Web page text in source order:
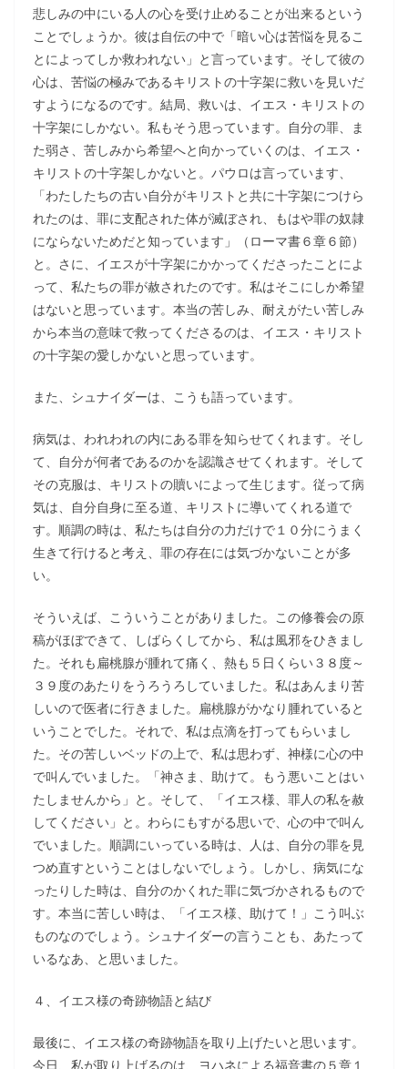
悲しみの中にいる人の心を受け止めることが出来るという
ことでしょうか。彼は自伝の中で「暗い心は苦悩を見るこ
とによってしか救われない」と言っています。そして彼の
心は、苦悩の極みであるキリストの十字架に救いを見いだ
すようになるのです。結局、救いは、イエス・キリストの
十字架にしかない。私もそう思っています。自分の罪、ま
た弱さ、苦しみから希望へと向かっていくのは、イエス・
キリストの十字架しかないと。パウロは言っています、
「わたしたちの古い自分がキリストと共に十字架につけら
れたのは、罪に支配された体が滅ぼされ、もはや罪の奴隷
にならないためだと知っています」（ローマ書６章６節）
と。さに、イエスが十字架にかかってくださったことによ
って、私たちの罪が赦されたのです。私はそこにしか希望
はないと思っています。本当の苦しみ、耐えがたい苦しみ
から本当の意味で救ってくださるのは、イエス・キリスト
の十字架の愛しかないと思っています。
また、シュナイダーは、こうも語っています。
病気は、われわれの内にある罪を知らせてくれます。そし
て、自分が何者であるのかを認識させてくれます。そして
その克服は、キリストの贖いによって生じます。従って病
気は、自分自身に至る道、キリストに導いてくれる道で
す。順調の時は、私たちは自分の力だけで１０分にうまく
生きて行けると考え、罪の存在には気づかないことが多
い。
そういえば、こういうことがありました。この修養会の原
稿がほぼできて、しばらくしてから、私は風邪をひきまし
た。それも扁桃腺が腫れて痛く、熱も５日くらい３８度～
３９度のあたりをうろうろしていました。私はあんまり苦
しいので医者に行きました。扁桃腺がかなり腫れていると
いうことでした。それで、私は点滴を打ってもらいまし
た。その苦しいベッドの上で、私は思わず、神様に心の中
で叫んでいました。「神さま、助けて。もう悪いことはい
たしませんから」と。そして、「イエス様、罪人の私を赦
してください」と。わらにもすがる思いで、心の中で叫ん
でいました。順調にいっている時は、人は、自分の罪を見
つめ直すということはしないでしょう。しかし、病気にな
ったりした時は、自分のかくれた罪に気づかされるもので
す。本当に苦しい時は、「イエス様、助けて！」こう叫ぶ
ものなのでしょう。シュナイダーの言うことも、あたって
いるなあ、と思いました。
４、イエス様の奇跡物語と結び
最後に、イエス様の奇跡物語を取り上げたいと思います。
今日、私が取り上げるのは、ヨハネによる福音書の５章１